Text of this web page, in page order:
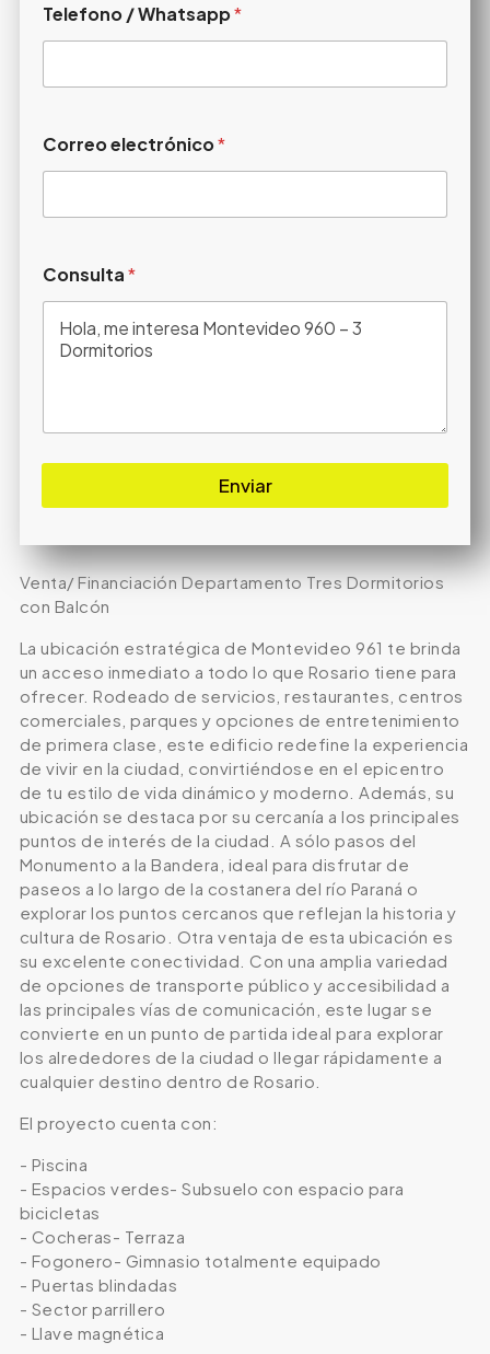
Telefono / Whatsapp*
Correo electrónico*
Consulta*
Enviar
Venta/ Financiación Departamento Tres Dormitorios
con Balcón
La ubicación estratégica de Montevideo 961 te brinda
un acceso inmediato a todo lo que Rosario tiene para
ofrecer. Rodeado de servicios, restaurantes, centros
comerciales, parques y opciones de entretenimiento
de primera clase, este edificio redefine la experiencia
de vivir en la ciudad, convirtiéndose en el epicentro
de tu estilo de vida dinámico y moderno. Además, su
ubicación se destaca por su cercanía a los principales
puntos de interés de la ciudad. A sólo pasos del
Monumento a la Bandera, ideal para disfrutar de
paseos a lo largo de la costanera del río Paraná o
explorar los puntos cercanos que reflejan la historia y
cultura de Rosario. Otra ventaja de esta ubicación es
su excelente conectividad. Con una amplia variedad
de opciones de transporte público y accesibilidad a
las principales vías de comunicación, este lugar se
convierte en un punto de partida ideal para explorar
los alrededores de la ciudad o llegar rápidamente a
cualquier destino dentro de Rosario.
El proyecto cuenta con:
- Piscina
- Espacios verdes- Subsuelo con espacio para
bicicletas
- Cocheras- Terraza
- Fogonero- Gimnasio totalmente equipado
- Puertas blindadas
- Sector parrillero
- Llave magnética